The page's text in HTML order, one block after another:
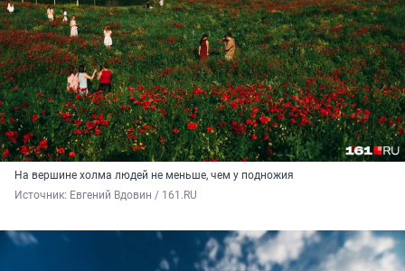
На вершине холма людей не меньше, чем у подножия
Источник: Евгений Вдовин / 161.RU